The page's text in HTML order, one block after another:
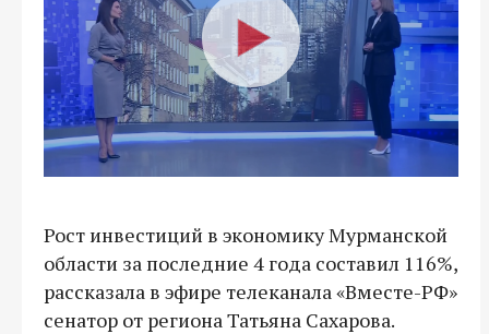
Рост инвестиций в экономику Мурманской
области за последние 4 года составил 116%,
рассказала в эфире телеканала «Вместе-РФ»
сенатор от региона Татьяна Сахарова.